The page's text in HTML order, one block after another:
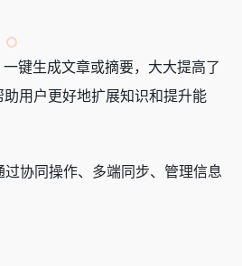
键生成文章或摘要，大大提高了
用户更好地扩展知识和提升能
协同操作、多端同步、管理信息